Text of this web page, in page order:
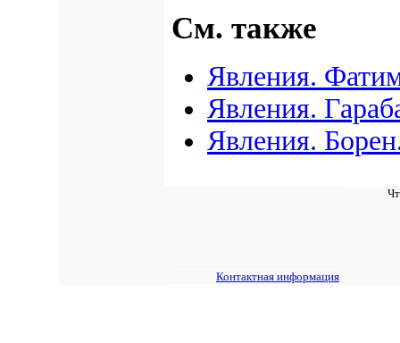
См. также
Явления.
Явления.
Явления.
Контактная информация